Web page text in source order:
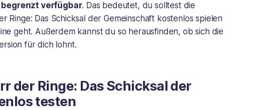
verfügbar. Das bedeutet, du solltest die
Ringe: Das Schicksal der Gemeinschaft kostenlos spielen
geht. Außerdem kannst du so herausfinden, ob sich die
für dich lohnt.
der Ringe: Das Schicksal der
testen